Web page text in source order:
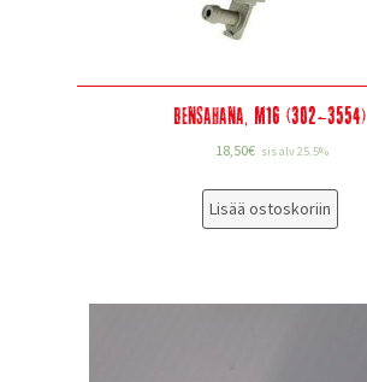
Bensahana, M16 (302-3554)
18,50€ sis alv 25.5%
Lisää ostoskoriin